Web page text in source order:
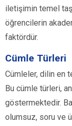
iletişimin temel
öğrencilerin
faktördür.
Cümle Türleri
Cümleler, dilin en
Bu cümle türleri,
göstermektedir.
olumsuz, soru ve